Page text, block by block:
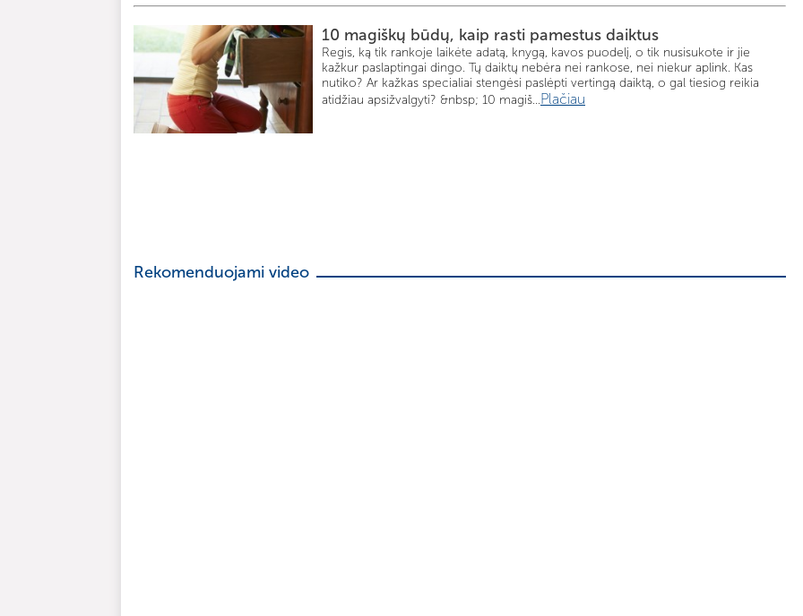
10 magiškų būdų, kaip rasti pamestus daiktus
Regis, ką tik rankoje laikėte adatą, knygą, kavos puodelį, o tik nusisukote ir jie
kažkur paslaptingai dingo. Tų daiktų nebėra nei rankose, nei niekur aplink. Kas
nutiko? Ar kažkas specialiai stengėsi paslėpti vertingą daiktą, o gal tiesiog reikia
atidžiau apsižvalgyti? &nbsp; 10 magiš...Plačiau
Rekomenduojami video